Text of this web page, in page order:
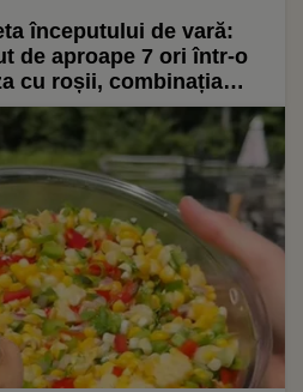
începutului de vară:
de aproape 7 ori într-o
cu roșii, combinația